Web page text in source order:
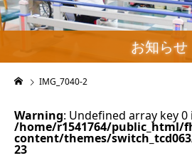
お知らせ
IMG_7040-2
Warning: Undefined array key 0
/home/r1541764/public_html/
content/themes/
23